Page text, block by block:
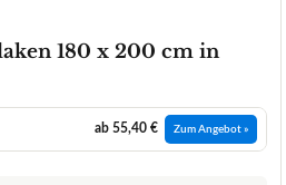
180 x 200 cm in
ab 55,40 € Zum Angebot »